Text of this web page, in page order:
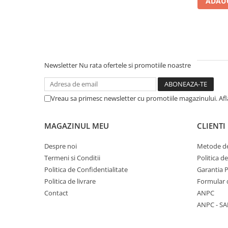
Senzatii/Dragoste
Senzatii/Erotic
Senzatii/Thriller
Teens Book Club
Newsletter Nu rata ofertele si promotiile noastre
Vreau sa primesc newsletter cu promotiile magazinului.
MAGAZINUL MEU
Despre noi
Termeni si Conditii
Politica de Confidentialitate
Politica de livrare
Contact
CLIENTI
Metode
Politica
Garantia
Formular
ANPC
ANPC -